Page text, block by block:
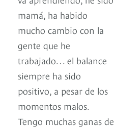
mamá, ha habido
mucho cambio con la
gente que he
trabajado… el balance
siempre ha sido
positivo, a pesar de los
momentos malos.
Tengo muchas ganas de